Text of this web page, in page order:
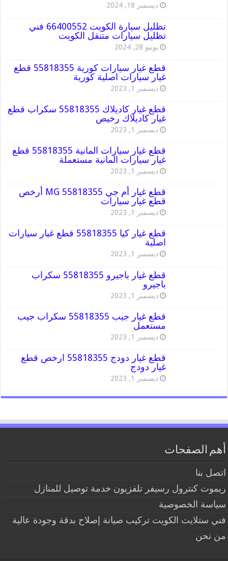
ديسمبر 18, 2024
تظليل سيارة الكويت 66400552 فني
تظليل سيارات متنقل الكويت
يونيو 28, 2024
قطع غيار سيارات كورية 55818355 قطع
غيار سيارات اصلية كورية
ديسمبر 1, 2023
قطع غيار كاديلاك 55818355 سكراب قطع
غيار كاديلاك رخيص
ديسمبر 1, 2023
قطع غيار سيارات المانية 55818355 قطع
غيار سيارات المانية مستعملة
ديسمبر 1, 2023
قطع غيار أم جي MG 55818355 أرخص
قطع غيار سيارات
ديسمبر 1, 2023
قطع غيار كيا 55818355 قطع غيار سيارات
اصلية
ديسمبر 1, 2023
قطع غيار باجيرو 55818355 سكراب
باجيرو
ديسمبر 1, 2023
قطع غيار جيب 55818355 سكراب جيب
مستعمل
ديسمبر 1, 2023
قطع غيار دودج 55818355 ارخص قطع
غيار دودج
ديسمبر 1, 2023
أهم الصفحات
اتصل بنا
ريموت كنترول رسيفر تلفزيون خدمة توصيل للمنازل
سياسة الخصوصية
فني ستلايت الكويت تركيب صيانة إصلاح بدقة وجودة عالية
من نحن